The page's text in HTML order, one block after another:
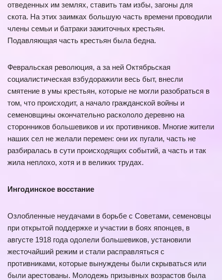
отведенных им землях, ставить там избы, загоны для
скота. На этих заимках большую часть времени проводили
члены семьи и батраки зажиточных крестьян.
Подавляющая часть крестьян была бедна.
Февральская революция, а за ней Октябрьская
социалистическая взбудоражили весь быт, внесли
смятение в умы крестьян, которые не могли разобраться в
том, что происходит, а начало гражданской войны и
семеновщины окончательно раскололо деревню на
сторонников большевиков и их противников. Многие жители
наших сел не желали перемен: они их пугали, часть не
разбиралась в сути происходящих событий, а часть и так
жила неплохо, хотя и в великих трудах.
Ингодинское восстание
Озлобленные неудачами в борьбе с Советами, семеновцы
при открытой поддержке и участии в боях японцев, в
августе 1918 года одолели большевиков, установили
жесточайший режим и стали расправляться с
противниками, которые вынуждены были скрываться или
были арестованы. Молодежь призывных возрастов была